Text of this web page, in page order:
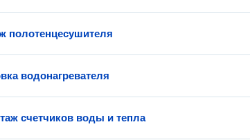
полотенцесушителя
водонагревателя
счетчиков воды и тепла